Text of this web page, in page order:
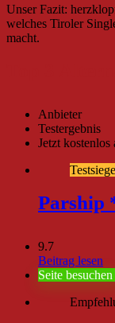
Unser Fazit:
welches Tiroler
macht.
Anbieter
Testergebnis
Jetzt kostenlos
Parship
9.7
Beitrag lesen
Seite besuchen